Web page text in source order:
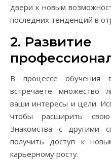
двери к новым
последних тенденций в
2. Развитие
В процессе обучения
встречаете множество
ваши интересы и цели.
чтобы расширить свою
Знакомства с другими
получить доступ к
карьерному росту.